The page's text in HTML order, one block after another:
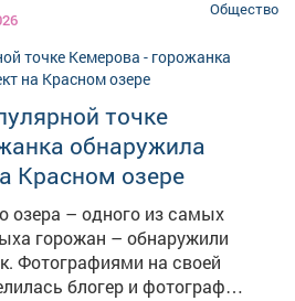
и станьте частью общего
Общество
точке
обнаружила
Красном озере
озера – одного из самых
горожан – обнаружили
блогер и фотограф